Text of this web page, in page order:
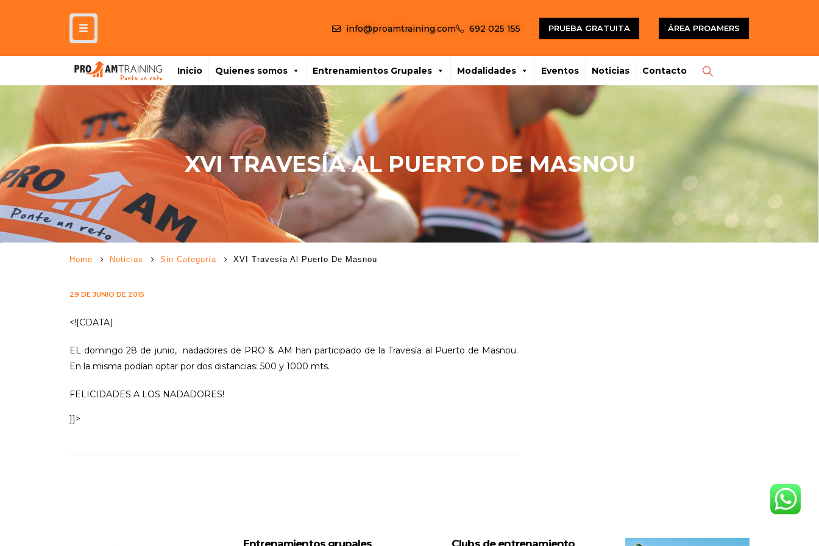
info@proamtraining.com 692 025 155 PRUEBA GRATUITA ÁREA PROAMERS
Inicio Quienes somos Entrenamientos Grupales Modalidades Eventos Noticias Contacto
XVI TRAVESÍA AL PUERTO DE MASNOU
Home Noticias Sin Categoría XVI Travesía Al Puerto De Masnou
29 DE JUNIO DE 2015
<![CDATA[
EL domingo 28 de junio, nadadores de PRO & AM han participado de la Travesía al Puerto de Masnou.
En la misma podían optar por dos distancias: 500 y 1000 mts.
FELICIDADES A LOS NADADORES!
]]>